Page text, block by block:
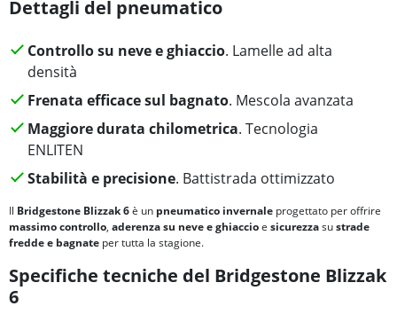
Dettagli del pneumatico
Controllo su neve e ghiaccio. Lamelle ad alta
densità
Frenata efficace sul bagnato. Mescola avanzata
Maggiore durata chilometrica. Tecnologia
ENLITEN
Stabilità e precisione. Battistrada ottimizzato
Il Bridgestone Blizzak 6è un pneumatico invernale progettato per offrire
massimo controllo, aderenza su neve e ghiaccioe sicurezzasustrade
fredde e bagnate per tutta la stagione.
Specifiche tecniche del Bridgestone Blizzak
6